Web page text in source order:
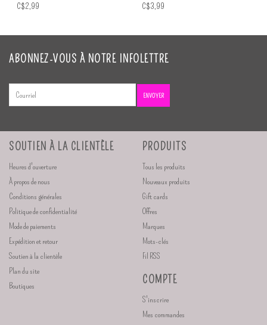
C$2,99 C$3,99
ABONNEZ-VOUS À NOTRE INFOLETTRE
ENVOYER
SOUTIEN À LA CLIENTÈLE
Heures d'ouverture
À propos de nous
Conditions générales
Politique de confidentialité
Mode de paiements
Expédition et retour
Soutien à la clientèle
Plan du site
Boutiques
PRODUITS
Tous les produits
Nouveaux produits
Gift cards
Offres
Marques
Mots-clés
Fil RSS
COMPTE
S'inscrire
Mes commandes